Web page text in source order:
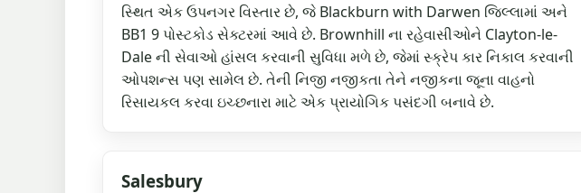
સ્થિત એક ઉપનગર વિસ્તાર છે, જે Blackburn with Darwen જિલ્લામાં અને
BB1 9 પોસ્ટકોડ સેક્ટરમાં આવે છે. Brownhill ના રહેવાસીઓને Clayton-le-
Dale ની સેવાઓ હાંસલ કરવાની સુવિધા મળે છે, જેમાં સ્ક્રેપ કાર નિકાલ કરવાની
ઓપશન્સ પણ સામેલ છે. તેની નિજી નજીકતા તેને નજીકના જૂના વાહનો
રિસાયકલ કરવા ઇચ્છનારા માટે એક પ્રાયોગિક પસંદગી બનાવે છે.
Salesbury